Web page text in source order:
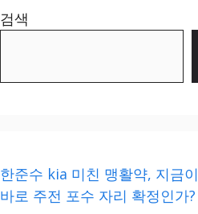
검색
한준수 kia 미친 맹활약, 지금이
바로 주전 포수 자리 확정인가?